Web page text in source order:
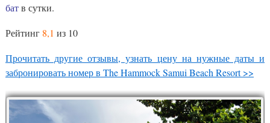
батв сутки.
Рейтинг 8,1 из 10
Прочитать другие отзывы, узнать цену на нужные даты и
забронировать номер в The Hammock Samui Beach Resort >>